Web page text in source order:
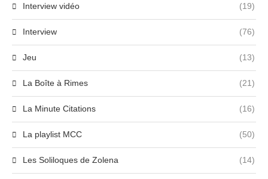
Interview vidéo (19)
Interview (76)
Jeu (13)
La Boîte à Rimes (21)
La Minute Citations (16)
La playlist MCC (50)
Les Soliloques de Zolena (14)